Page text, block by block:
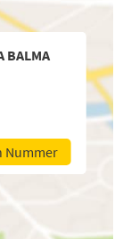
BALMA
Nummer